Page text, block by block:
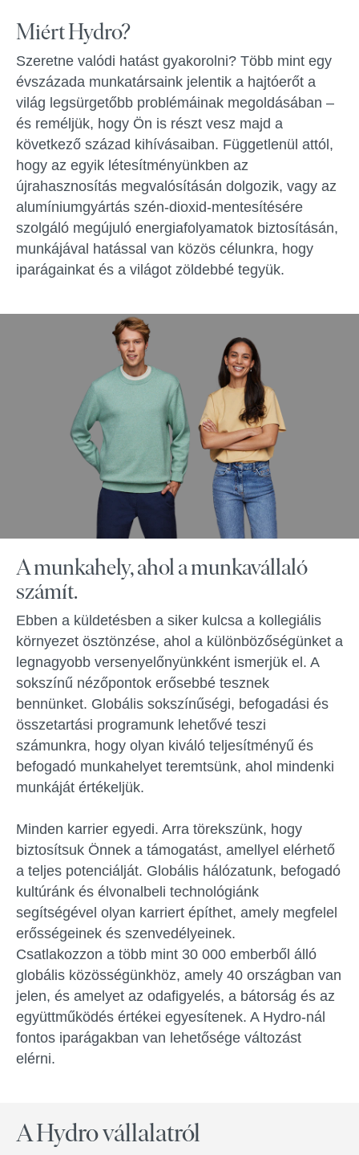
Miért Hydro?
Szeretne valódi hatást gyakorolni? Több mint egy
évszázada munkatársaink jelentik a hajtóerőt a
világ legsürgetőbb problémáinak megoldásában –
és reméljük, hogy Ön is részt vesz majd a
következő század kihívásaiban. Függetlenül attól,
hogy az egyik létesítményünkben az
újrahasznosítás megvalósításán dolgozik, vagy az
alumíniumgyártás szén-dioxid-mentesítésére
szolgáló megújuló energiafolyamatok biztosításán,
munkájával hatással van közös célunkra, hogy
iparágainkat és a világot zöldebbé tegyük.
A munkahely, ahol a munkavállaló
számít.
Ebben a küldetésben a siker kulcsa a kollegiális
környezet ösztönzése, ahol a különbözőségünket a
legnagyobb versenyelőnyünkként ismerjük el. A
sokszínű nézőpontok erősebbé tesznek
bennünket. Globális sokszínűségi, befogadási és
összetartási programunk lehetővé teszi
számunkra, hogy olyan kiváló teljesítményű és
befogadó munkahelyet teremtsünk, ahol mindenki
munkáját értékeljük.
Minden karrier egyedi. Arra törekszünk, hogy
biztosítsuk Önnek a támogatást, amellyel elérhető
a teljes potenciálját. Globális hálózatunk, befogadó
kultúránk és élvonalbeli technológiánk
segítségével olyan karriert építhet, amely megfelel
erősségeinek és szenvedélyeinek.
Csatlakozzon a több mint 30 000 emberből álló
globális közösségünkhöz, amely 40 országban van
jelen, és amelyet az odafigyelés, a bátorság és az
együttműködés értékei egyesítenek. A Hydro-nál
fontos iparágakban van lehetősége változást
elérni.
A Hydro vállalatról